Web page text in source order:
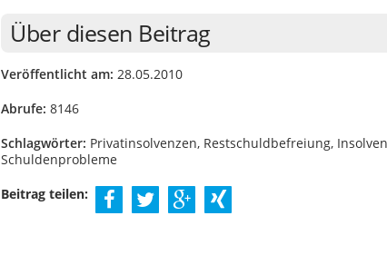
Über diesen Beitrag
Veröffentlicht am: 28.05.2010
Abrufe: 8146
Schlagwörter: Privatinsolvenzen, Restschuldbefreiung,
Schuldenprobleme
Beitrag teilen: